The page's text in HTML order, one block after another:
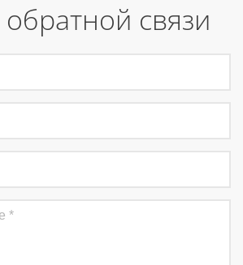
связи